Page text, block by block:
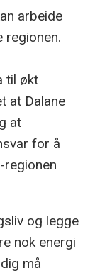
arbeide
regionen.
til økt
at Dalane
at
for å
regionen
og legge
nok energi
må